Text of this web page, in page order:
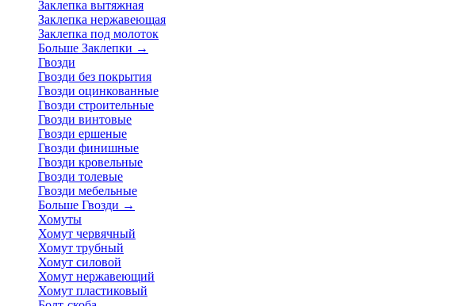
Заклепка вытяжная
Заклепка нержавеющая
Заклепка под молоток
Больше Заклепки →
Гвозди
Гвозди без покрытия
Гвозди оцинкованные
Гвозди строительные
Гвозди винтовые
Гвозди ершеные
Гвозди финишные
Гвозди кровельные
Гвозди толевые
Гвозди мебельные
Больше Гвозди →
Хомуты
Хомут червячный
Хомут трубный
Хомут силовой
Хомут нержавеющий
Хомут пластиковый